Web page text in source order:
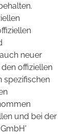
neuer
offiziellen
spezifischen
und bei der